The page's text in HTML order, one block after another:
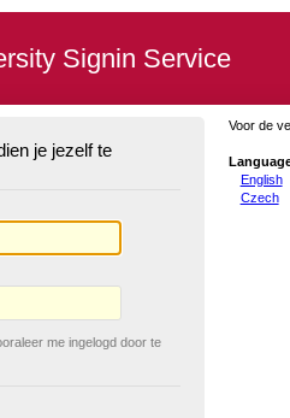
Signin Service
je jezelf te
me ingelogd door te
Voor de
English
Czech